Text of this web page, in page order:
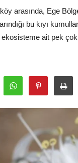
arasında, Ege
bu kıyı
ait pek